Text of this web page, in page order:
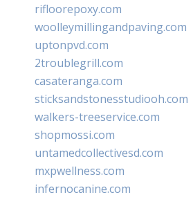
rifloorepoxy.com
woolleymillingandpaving.com
uptonpvd.com
2troublegrill.com
casateranga.com
sticksandstonesstudiooh.com
walkers-treeservice.com
shopmossi.com
untamedcollectivesd.com
mxpwellness.com
infernocanine.com